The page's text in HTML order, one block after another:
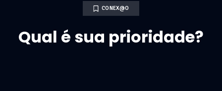
CONEX@O
Qual é sua prioridade?